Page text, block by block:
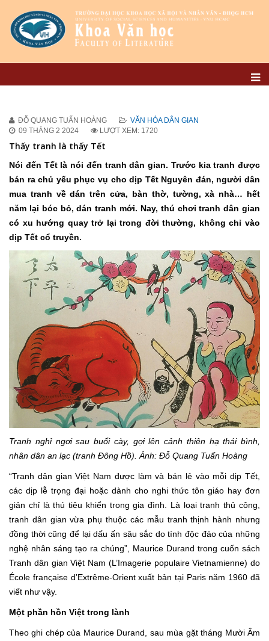
ĐỖ QUANG TUẤN HOÀNG
VĂN HÓA DÂN GIAN
09 THÁNG 2 2024
LƯỢT XEM: 1720
Thấy tranh là thấy Tết
Nói đến Tết là nói đến tranh dân gian. Trước kia tranh được
bán ra chủ yếu phục vụ cho dịp Tết Nguyên đán, người dân
mua tranh về dán trên cửa, bàn thờ, tường, xà nhà… hết
năm lại bóc bỏ, dán tranh mới. Nay, thú chơi tranh dân gian
có xu hướng quay trở lại trong đời thường, không chỉ vào
dịp Tết cổ truyền.
Tranh nghỉ ngơi sau buổi cày, gợi lên cảnh thiên hạ thái bình,
nhân dân an lạc (tranh Đông Hồ). Ảnh: Đỗ Quang Tuấn Hoàng
“Tranh dân gian Việt Nam được làm và bán lẻ vào mỗi dịp Tết,
các dịp lễ trọng đại hoặc dành cho nghi thức tôn giáo hay đơn
giản chỉ là thú tiêu khiển trong gia đình. Là loại tranh thủ công,
tranh dân gian vừa phụ thuộc các mẫu tranh thịnh hành nhưng
đồng thời cũng để lại dấu ấn sâu sắc do tính độc đáo của những
nghệ nhân sáng tạo ra chúng”, Maurice Durand trong cuốn sách
Tranh dân gian Việt Nam (L’Imagerie populaire Vietnamienne) do
École franςaise d’Extrême-Orient xuất bản tại Paris năm 1960 đã
viết như vậy.
Một phần hồn Việt trong lành
Theo ghi chép của Maurice Durand, sau mùa gặt tháng Mười Âm